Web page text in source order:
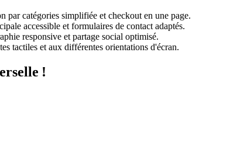
par catégories simplifiée et checkout en une page.
accessible et formulaires de contact adaptés.
responsive et partage social optimisé.
tactiles et aux différentes orientations d'écran.
!